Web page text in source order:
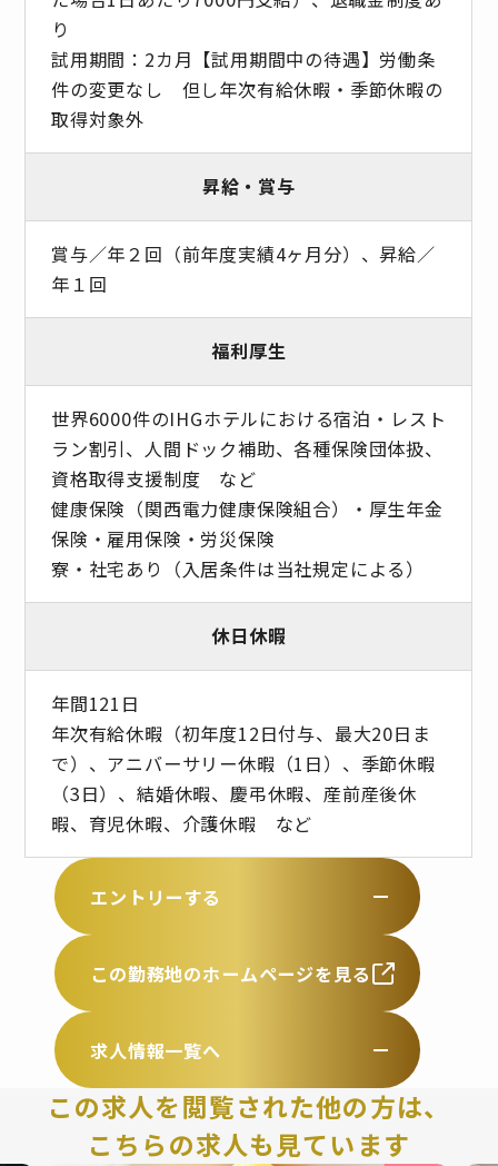
り
試用期間：2カ月【試用期間中の待遇】労働条
件の変更なし 但し年次有給休暇・季節休暇の
取得対象外
昇給・賞与
賞与／年２回（前年度実績4ヶ月分）、昇給／
年１回
福利厚生
世界6000件のIHGホテルにおける宿泊・レスト
ラン割引、人間ドック補助、各種保険団体扱、
資格取得支援制度 など
健康保険（関西電力健康保険組合）・厚生年金
保険・雇用保険・労災保険
寮・社宅あり（入居条件は当社規定による）
休日休暇
年間121日
年次有給休暇（初年度12日付与、最大20日ま
で）、アニバーサリー休暇（1日）、季節休暇
（3日）、結婚休暇、慶弔休暇、産前産後休
暇、育児休暇、介護休暇 など
エントリーする
この勤務地のホームページを見る
求人情報一覧へ
この求人を閲覧された他の方は、
こちらの求人も見ています